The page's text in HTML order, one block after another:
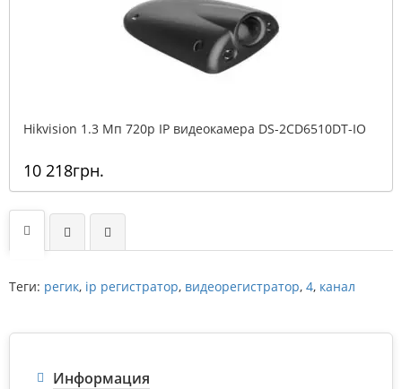
Hikvision 1.3 Мп 720p IP видеокамера DS-2CD6510DT-IO
10 218грн.
Теги: регик, ip регистратор, видеорегистратор, 4, канал
Информация